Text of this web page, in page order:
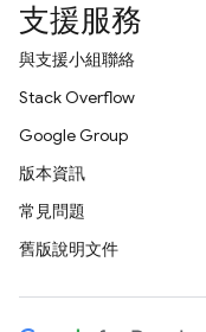
支援服務
與支援小組聯絡
Stack Overflow
Google Group
版本資訊
常見問題
舊版說明文件